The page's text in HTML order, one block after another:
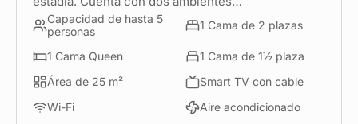
independientes, dos camas de 2 plazas y una cama
de 1½ plaza, además de una kitchenette equipada
con menaje, frigobar y horno microondas. Es la
opción ideal para familias o grupos de amigos que
buscan disfrutar de una estadía cómoda, funcional
y en una ubicación privilegiada, en el corazón de
Capacidad de hasta 5
personas
1 Cama de 2 plazas
1 Cama Queen
1 Cama de 1½ plaza
Área de 25 m²
Smart TV con cable
Wi-Fi
Aire acondicionado